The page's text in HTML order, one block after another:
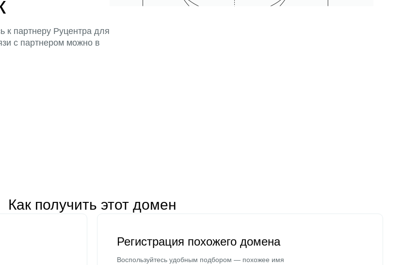
к партнеру Руцентра для
с партнером можно в
Как получить этот домен
Регистрация похожего домена
Воспользуйтесь удобным подбором — похожее имя